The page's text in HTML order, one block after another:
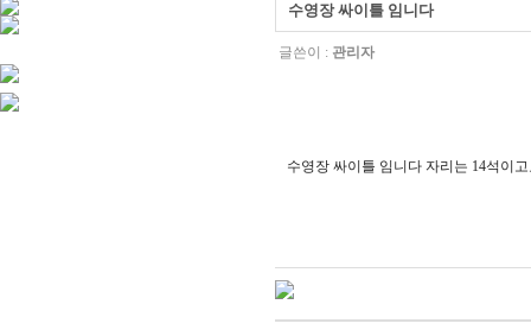
수영장 싸이틀 임니다
글쓴이 : 관리자
수영장 싸이틀 임니다 자리는 14석이